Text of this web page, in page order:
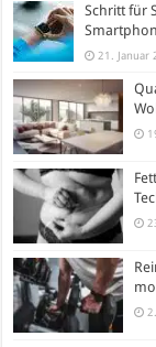
Schritt für
21. Januar